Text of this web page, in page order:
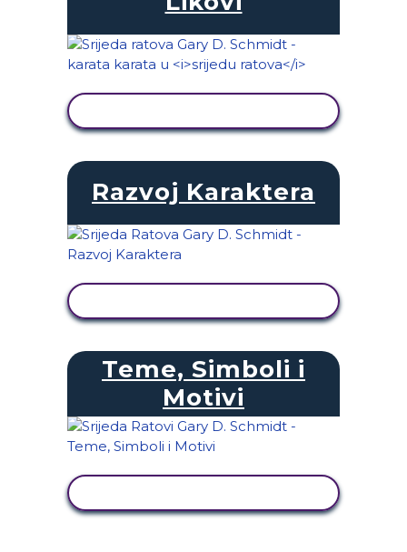
Razvoj Karaktera
Teme, Simboli i
Motivi